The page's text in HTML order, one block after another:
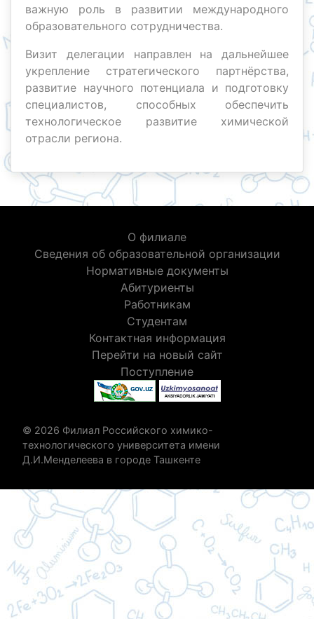
важную роль в развитии международного
образовательного сотрудничества.
Визит делегации направлен на дальнейшее
укрепление стратегического партнёрства,
развитие научного потенциала и подготовку
специалистов, способных обеспечить
технологическое развитие химической
отрасли региона.
О филиале
Сведения об образовательной организации
Нормативные документы
Абитуриенты
Работникам
Студентам
Контактная информация
Перейти на новый сайт
Поступление
© 2026 Филиал Российского химико-
технологического университета имени
Д.И.Менделеева в городе Ташкенте